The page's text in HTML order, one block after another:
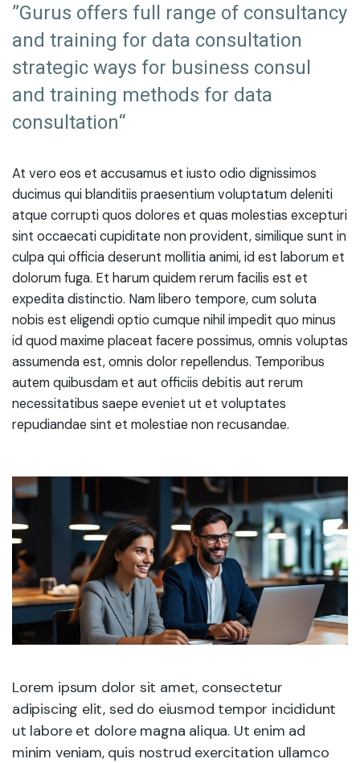
”Gurus offers full range of consultancy
and training for data consultation
strategic ways for business consul
and training methods for data
consultation“
At vero eos et accusamus et iusto odio dignissimos
ducimus qui blanditiis praesentium voluptatum deleniti
atque corrupti quos dolores et quas molestias excepturi
sint occaecati cupiditate non provident, similique sunt in
culpa qui officia deserunt mollitia animi, id est laborum et
dolorum fuga. Et harum quidem rerum facilis est et
expedita distinctio. Nam libero tempore, cum soluta
nobis est eligendi optio cumque nihil impedit quo minus
id quod maxime placeat facere possimus, omnis voluptas
assumenda est, omnis dolor repellendus. Temporibus
autem quibusdam et aut officiis debitis aut rerum
necessitatibus saepe eveniet ut et voluptates
repudiandae sint et molestiae non recusandae.
Lorem ipsum dolor sit amet, consectetur
adipiscing elit, sed do eiusmod tempor incididunt
ut labore et dolore magna aliqua. Ut enim ad
minim veniam, quis nostrud exercitation ullamco